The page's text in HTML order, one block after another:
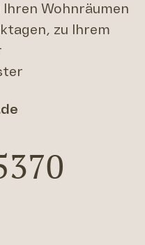
Wohnräumen
zu Ihrem